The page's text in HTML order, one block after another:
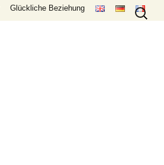
Glückliche Beziehung
Search
for: